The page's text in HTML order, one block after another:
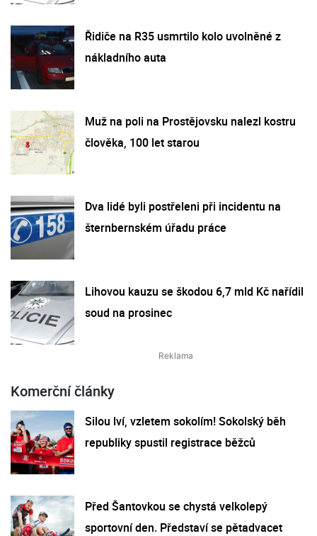
Řidiče na R35 usmrtilo kolo uvolněné z
nákladního auta
Muž na poli na Prostějovsku nalezl kostru
člověka, 100 let starou
Dva lidé byli postřeleni při incidentu na
šternbernském úřadu práce
Lihovou kauzu se škodou 6,7 mld Kč nařídil
soud na prosinec
Komerční články
Silou lví, vzletem sokolím! Sokolský běh
republiky spustil registrace běžců
Před Šantovkou se chystá velkolepý
sportovní den. Představí se pětadvacet